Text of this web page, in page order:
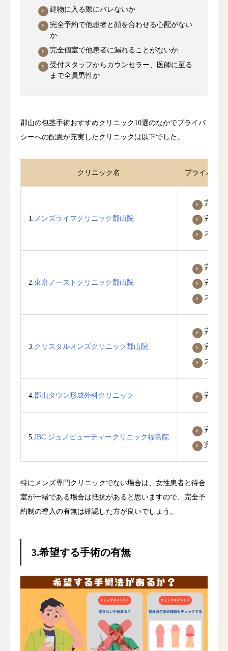
建物に入る際にバレないか
完全予約で他患者と顔を合わせる心配がない
か
完全個室で他患者に漏れることがないか
受付スタッフからカウンセラー、医師に至る
まで全員男性か
郡山の包茎手術おすすめクリニック10選のなかでプライバ
シーへの配慮が充実したクリニックは以下でした。
クリニック名 プライバシ
1. メンズライフクリニック郡山院
完全予
完全個
スタッ
2. 東京ノーストクリニック郡山院
完全予
完全個
スタッ
3. クリスタルメンズクリニック郡山院
完全予
完全個
スタッ
4. 郡山タウン形成外科クリニック 完全予
5. JBC ジュノビューティークリニック福島院
完全予
完全個
特にメンズ専門クリニックでない場合は、女性患者と待合
室が一緒である場合は抵抗があると思いますので、完全予
約制の導入の有無は確認した方が良いでしょう。
3.希望する手術の有無